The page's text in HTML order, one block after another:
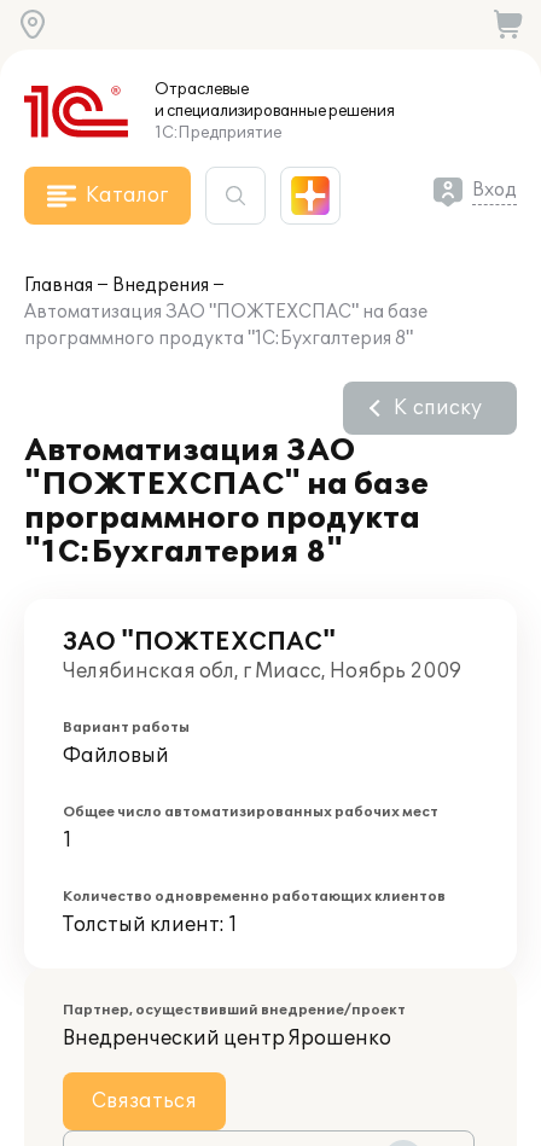
Отраслевые
и специализированныерешения
1С:Предприятие
Каталог Вход
Главная
Внедрения
Автоматизация ЗАО "ПОЖТЕХСПАС" на базе
программного продукта "1С:Бухгалтерия 8"
Автоматизация ЗАО
"ПОЖТЕХСПАС" на базе
программного продукта
"1С:Бухгалтерия 8"
К списку
ЗАО "ПОЖТЕХСПАС"
Челябинская обл, г Миасс, Ноябрь 2009
Вариант работы
Файловый
Общее число автоматизированных рабочих мест
1
Количество одновременно работающих клиентов
Толстый клиент: 1
Партнер, осуществивший внедрение/проект
Внедренческий центр Ярошенко
Связаться